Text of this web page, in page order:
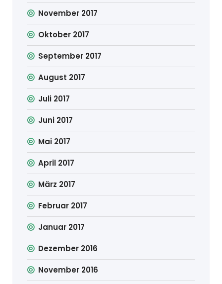
November 2017
Oktober 2017
September 2017
August 2017
Juli 2017
Juni 2017
Mai 2017
April 2017
März 2017
Februar 2017
Januar 2017
Dezember 2016
November 2016